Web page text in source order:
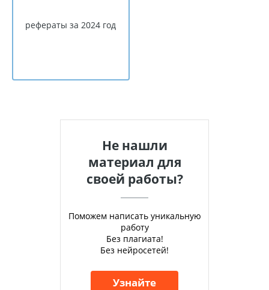
рефераты за 2024 год
Не нашли
материал для
своей работы?
Поможем написать уникальную
работу
Без плагиата!
Без нейросетей!
Узнайте